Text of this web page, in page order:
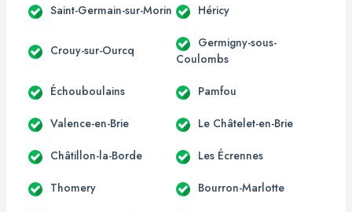
Saint-Germain-sur-Morin Héricy
Crouy-sur-Ourcq
Germigny-sous-
Coulombs
Échouboulains Pamfou
Valence-en-Brie Le Châtelet-en-Brie
Châtillon-la-Borde Les Écrennes
Thomery Bourron-Marlotte